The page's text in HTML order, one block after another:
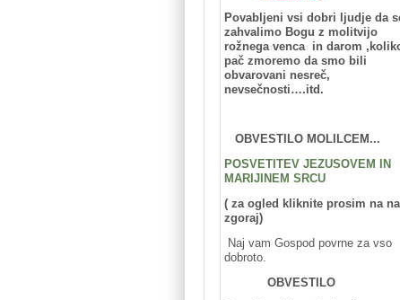
Povabljeni vsi dobri ljudje da
zahvalimo Bogu z molitvijo
rožnega venca in darom
pač zmoremo da smo bili
obvarovani nesreč,
nevsečnosti….itd.
OBVESTILO MOLILCEM...
POSVETITEV JEZUSOVEM IN
MARIJINEM SRCU
( za ogled kliknite prosim na
zgoraj)
Naj vam Gospod povrne za vso
dobroto.
OBVESTILO